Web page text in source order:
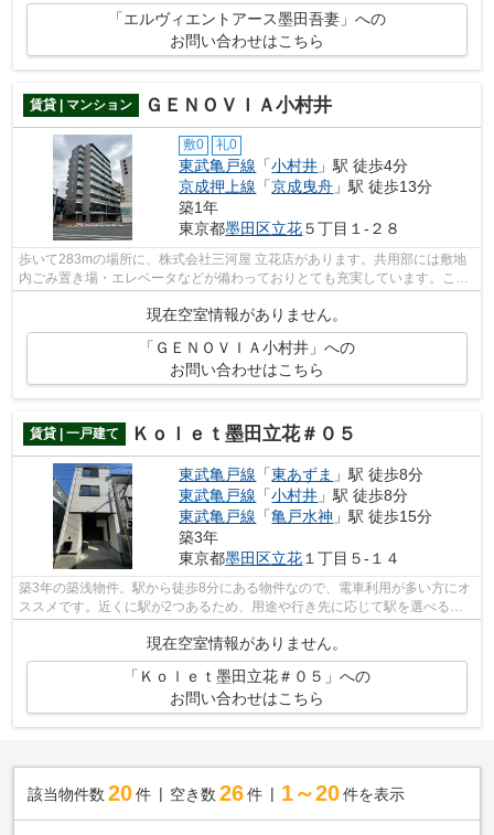
「エルヴィエントアース墨田吾妻」への
お問い合わせはこちら
賃貸 | マンション ＧＥＮＯＶＩＡ小村井
敷0 礼0
東武亀戸線 「小村井 」駅 徒歩4分
京成押上線 「京成曳舟 」駅 徒歩13分
築1年
東京都墨田区立花５丁目１-２８
歩いて283mの場所に、株式会社三河屋 立花店があります。共用部には敷地
内ごみ置き場・エレベータなどが備わっておりとても充実しています。こち
現在空室情報がありません。
「ＧＥＮＯＶＩＡ小村井」への
お問い合わせはこちら
賃貸 | 一戸建て Ｋｏｌｅｔ墨田立花＃０５
東武亀戸線 「東あずま 」駅 徒歩8分
東武亀戸線 「小村井 」駅 徒歩8分
東武亀戸線 「亀戸水神 」駅 徒歩15分
築3年
東京都墨田区立花 １丁目５-１４
築3年の築浅物件。駅から徒歩8分にある物件なので、電車利用が多い方にオ
ススメです。近くに駅が2つあるため、用途や行き先に応じて駅を選べる物
現在空室情報がありません。
「Ｋｏｌｅｔ墨田立花＃０５」への
お問い合わせはこちら
該当物件数 20件 空き数 26 件 1～20 件を表示